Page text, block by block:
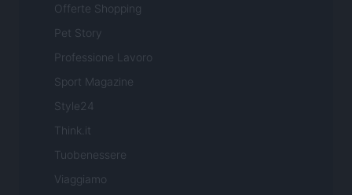
Offerte Shopping
Pet Story
Professione Lavoro
Sport Magazine
Style24
Think.it
Tuobenessere
Viaggiamo